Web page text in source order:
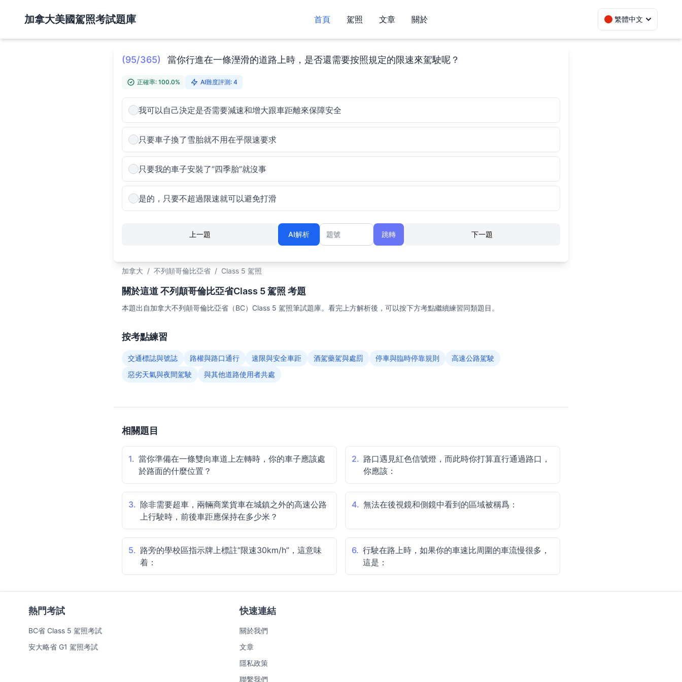
加拿大美國駕照考試題庫 繁體中文
首頁 駕照 文章 關於
(95/365) 當你行進在一條溼滑的道路上時，是否還需要按照規定的限速來駕駛呢？
正確率: 100.0% AI難度評測: 4
我可以自己決定是否需要減速和增大跟車距離來保障安全
只要車子換了雪胎就不用在乎限速要求
只要我的車子安裝了“四季胎”就沒事
是的，只要不超過限速就可以避免打滑
上一題 下一題
AI解析
題號
跳轉
加拿大 / 不列顛哥倫比亞省 / Class 5 駕照
關於這道 不列顛哥倫比亞省Class 5 駕照 考題
本題出自加拿大不列顛哥倫比亞省（BC）Class 5 駕照筆試題庫。看完上方解析後，可以按下方考點繼續練習同類題目。
按考點練習
交通標誌與號誌 路權與路口通行 速限與安全車距 酒駕藥駕與處罰 停車與臨時停靠規則
高速公路駕駛
惡劣天氣與夜間駕駛
與其他道路使用者共處
相關題目
1. 當你準備在一條雙向車道上左轉時，你的車子應該處
於路面的什麼位置？
2. 路口遇見紅色信號燈，而此時你打算直行通過路口，
你應該：
3. 除非需要超車，兩輛商業貨車在城鎮之外的高速公路
上行駛時，前後車距應保持在多少米？
4. 無法在後視鏡和側鏡中看到的區域被稱爲：
5. 路旁的學校區指示牌上標註“限速30km/h”，這意味
着：
6. 行駛在路上時，如果你的車速比周圍的車流慢很多，
這是：
熱門考試
BC省 Class 5 駕照考試
安大略省 G1 駕照考試
快速連結
關於我們
文章
隱私政策
聯繫我們